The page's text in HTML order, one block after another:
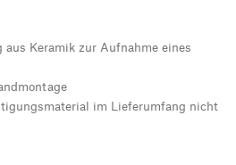
aus Keramik zur Aufnahme eines
im Lieferumfang nicht